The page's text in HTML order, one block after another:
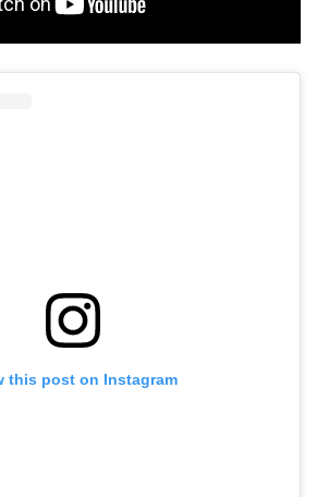
this post on Instagram